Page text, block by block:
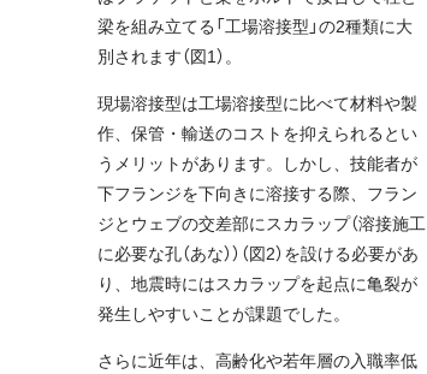
梁を組み立てる「工場溶接型」の2種類に大
別されます（図1）。
現場溶接型は工場溶接型に比べて材料や製
作、保管・輸送のコストを抑えられるとい
うメリットがあります。しかし、技能者が
下フランジを下向きに溶接する際、フラン
ジとウェブの交差部にスカラップ（溶接施工
に必要な孔（あな））（図2）を設ける必要があ
り、地震時にはスカラップを起点に亀裂が
発生しやすいことが課題でした。
さらに近年は、高齢化や若年層の入職率低